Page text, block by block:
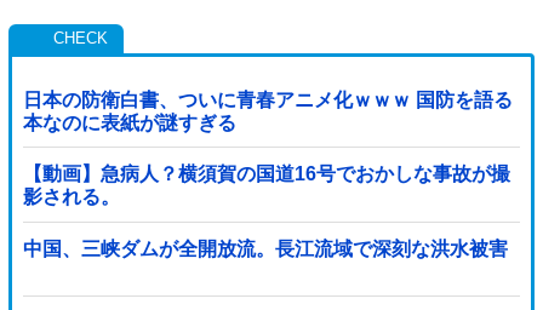
日本の防衛白書、ついに青春アニメ化ｗｗｗ 国防を語る
本なのに表紙が謎すぎる
【動画】急病人？横須賀の国道16号でおかしな事故が撮
影される。
中国、三峡ダムが全開放流。長江流域で深刻な洪水被害